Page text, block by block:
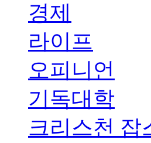
경제
라이프
오피니언
기독대학
크리스천 잡